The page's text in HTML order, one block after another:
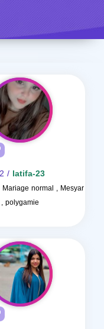
latifa-23
/ 22
Mariage normal , Mesyar
, polygamie